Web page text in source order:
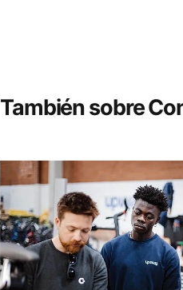
También sobre